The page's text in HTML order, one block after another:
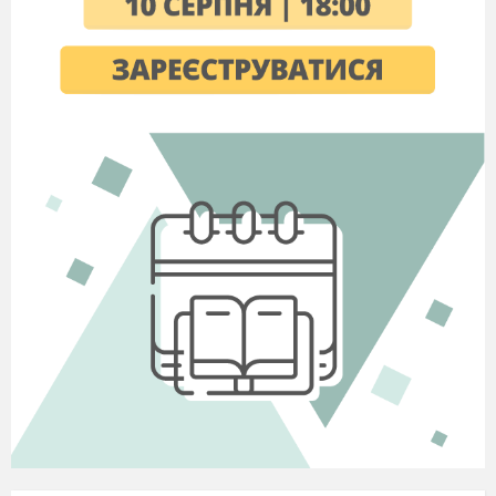
грошей створюють резерв коштів для покриття
раптових витрат або забезпечують життя на
що склалася історично та закріплена законом,
називається г
рошовою системою
держава піклується про стабільне
функціонування національної грошової
системи, щоб населення та підприємства могли
вільно користуватися національною валютою
для здійснення розрахунків, накопичення
коштів та отримання позик. Також саме у
грошовому виражені від населення та
підприємств до Державного і місцевих
бюджетів надходять податки, які згодом